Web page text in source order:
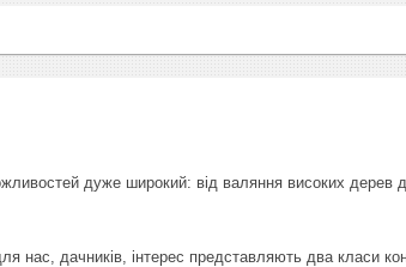
дуже широкий: від валяння високих дерев
дачників, інтерес представляють два класи